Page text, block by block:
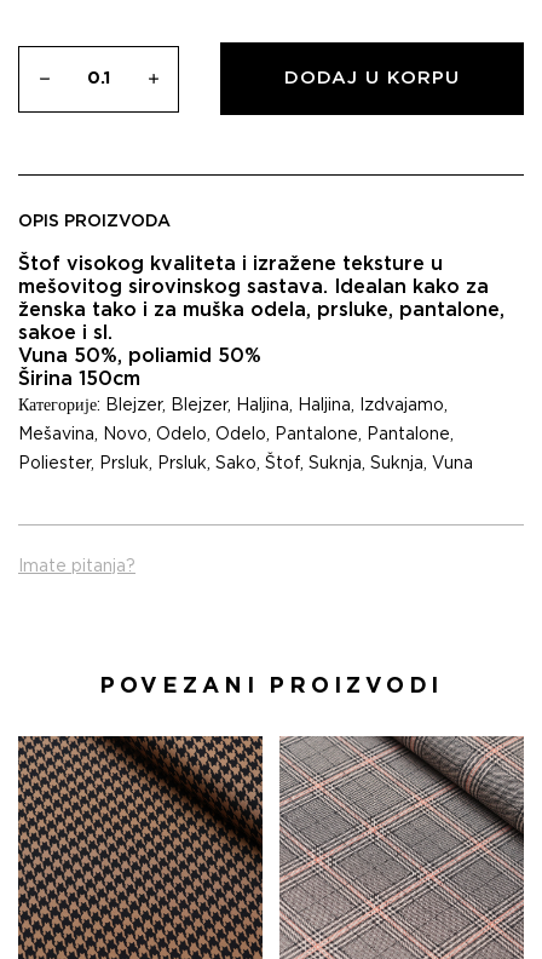
DODAJ U KORPU
OPIS PROIZVODA
Štof visokog kvaliteta i izražene teksture u
mešovitog sirovinskog sastava. Idealan kako za
ženska tako i za muška odela, prsluke, pantalone,
sakoe i sl.
Vuna 50%, poliamid 50%
Širina 150cm
Категорије: Blejzer, Blejzer, Haljina, Haljina, Izdvajamo,
Mešavina, Novo, Odelo, Odelo, Pantalone, Pantalone,
Poliester, Prsluk, Prsluk, Sako, Štof, Suknja, Suknja, Vuna
Imate pitanja?
POVEZANI PROIZVODI